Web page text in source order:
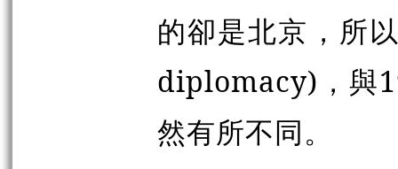
的卻是北京，所
diplomacy)，與
然有所不同。